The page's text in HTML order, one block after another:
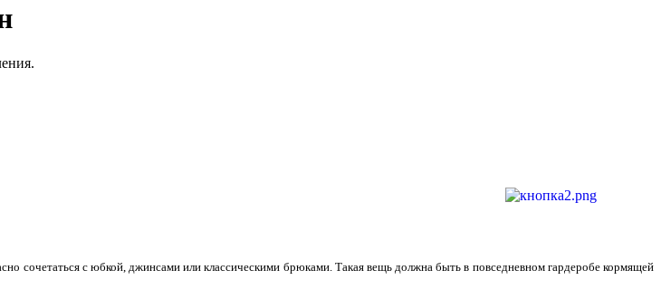
сочетаться с юбкой, джинсами или классическими брюками. Такая вещь должна быть в повседневном гардеробе кормящей